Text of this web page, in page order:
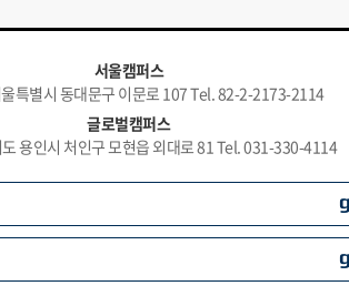
서울캠퍼스
특별시 동대문구 이문로 107 Tel. 82-2-2173-2114
글로벌캠퍼스
용인시 처인구 모현읍 외대로 81 Tel. 031-330-4114